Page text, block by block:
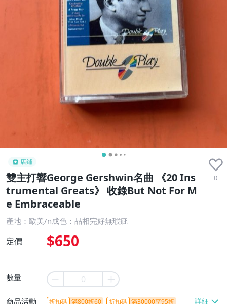
店鋪
雙主打響George Gershwin名曲 《20 Ins
trumental Greats》 收錄But Not For M
e Embraceable
0
產地：歐美/n成色：品相完好無瑕疵
定價 $650
數量
商品活動 折扣碼 滿800折60 折扣碼 滿30000享95折